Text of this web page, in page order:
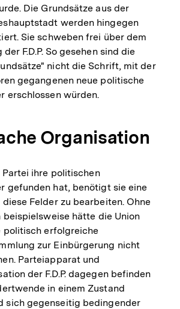
Die Grundsätze aus der
werden hingegen
Sie schweben frei über dem
F.D.P. So gesehen sind die
nicht die Schrift, mit der
gegangenen neue politische
erschlossen würden.
Organisation
ihre politischen
gefunden hat, benötigt sie eine
Felder zu bearbeiten. Ohne
hätte die Union
politisch erfolgreiche
zur Einbürgerung nicht
Parteiapparat und
der F.D.P. dagegen befinden
in einem Zustand
sich gegenseitig bedingender